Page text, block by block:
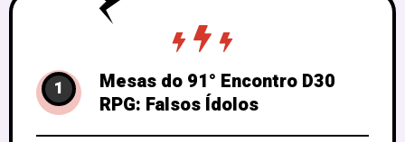
1
Mesas do 91° Encontro D30
RPG: Falsos Ídolos